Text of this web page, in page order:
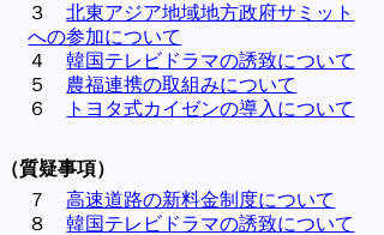
３北東アジア地域地方政府サミット
への参加について
４韓国テレビドラマの誘致について
５ 農福連携の取組みについて
６
トヨタ式カイゼンの導入について
（質疑事項）
７高速道路の新料金制度について
８韓国テレビドラマの誘致について